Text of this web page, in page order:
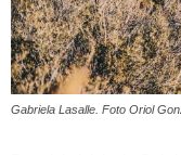
Gabriela Lasalle. Foto Oriol